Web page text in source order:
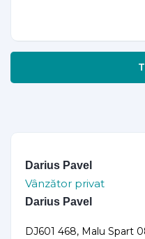
Darius Pavel
Vânzător privat
Darius Pavel
DJ601 468, Malu Spart